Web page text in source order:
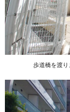
歩道橋を渡り